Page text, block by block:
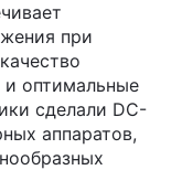
при
и оптимальные
сделали DC-
аппаратов,